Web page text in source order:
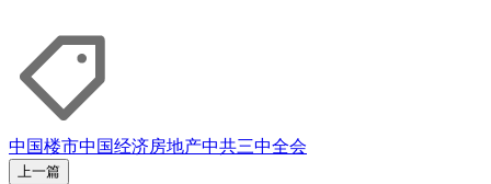
中国楼市中国经济房地产中共三中全会
上一篇